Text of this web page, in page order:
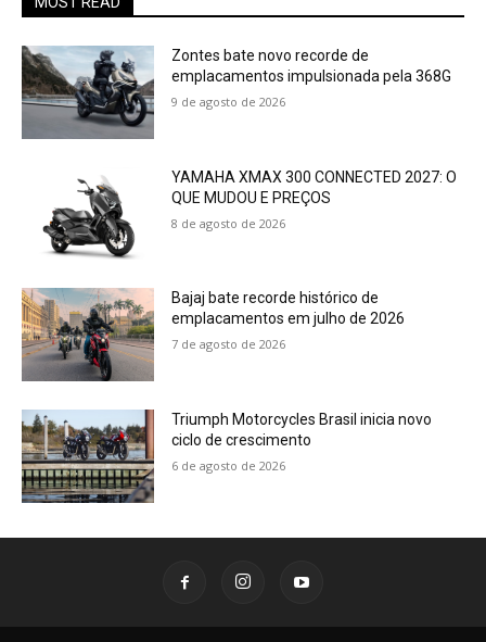
Zontes bate novo recorde de
emplacamentos impulsionada pela 368G
9 de agosto de 2026
YAMAHA XMAX 300 CONNECTED 2027: O
QUE MUDOU E PREÇOS
8 de agosto de 2026
Bajaj bate recorde histórico de
emplacamentos em julho de 2026
7 de agosto de 2026
Triumph Motorcycles Brasil inicia novo
ciclo de crescimento
6 de agosto de 2026